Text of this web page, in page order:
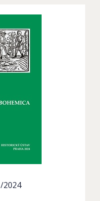
2024